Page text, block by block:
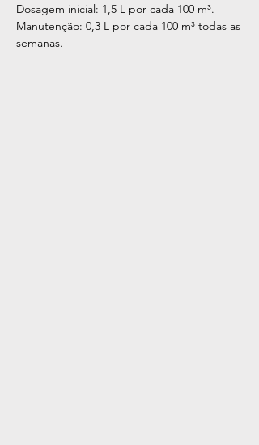
Dosagem inicial: 1,5 L por cada 100 m³.
Manutenção: 0,3 L por cada 100 m³ todas as
semanas.